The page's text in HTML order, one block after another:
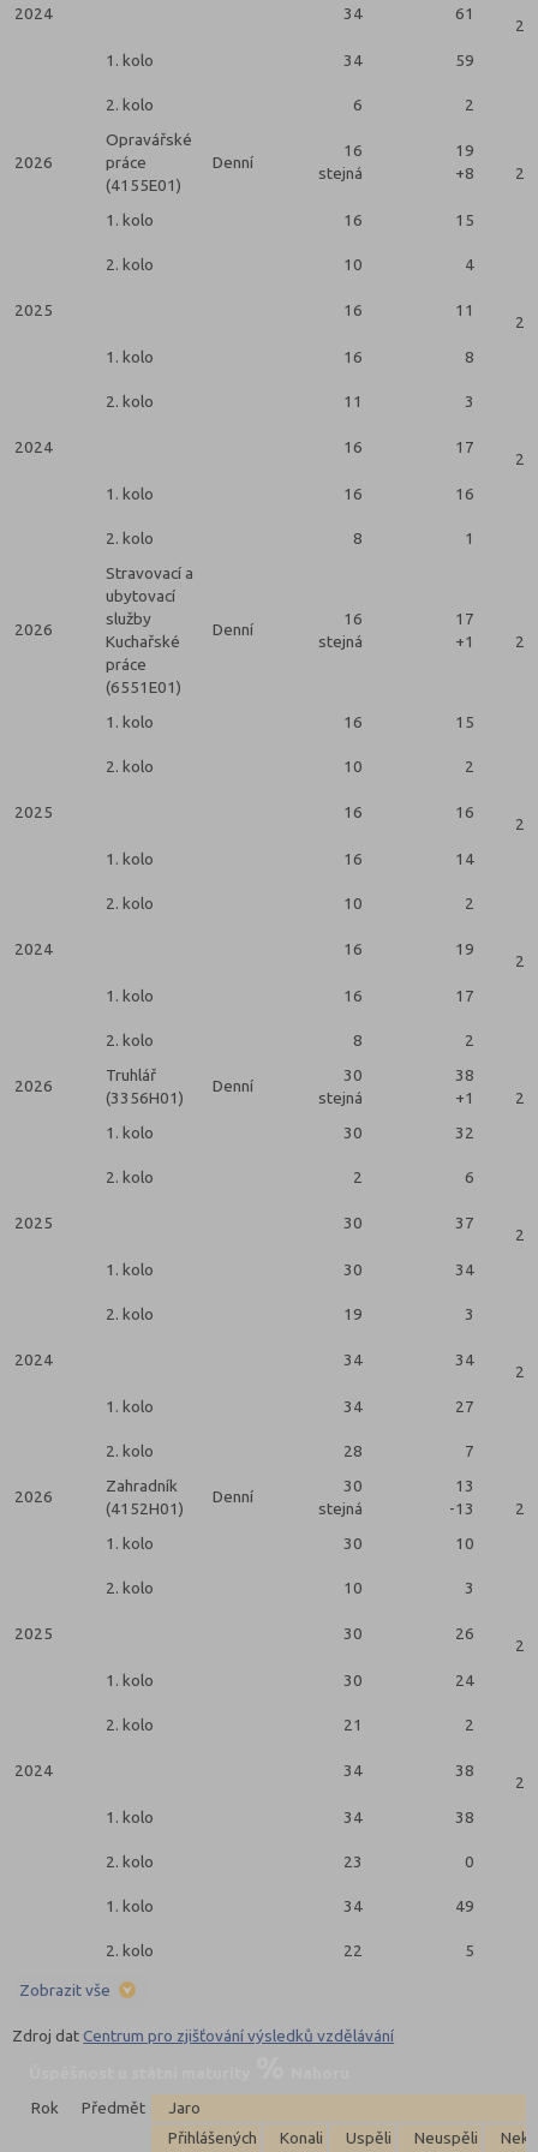
2024 34 61
2
1. kolo
34 59
2. kolo 6 2
2026
Opravářské
práce
(4155E01)
Denní
16
stejná
19
+8
2
1. kolo 16 15
2. kolo 10 4
2025 16 11
2
1. kolo
16 8
2. kolo 11 3
2024 16 17
2
1. kolo
16 16
2. kolo 8 1
2026
Stravovací a
ubytovací
služby
Kuchařské
práce
(6551E01)
Denní
16
stejná
17
+1
2
1. kolo 16 15
2. kolo 10 2
2025 16 16
2
1. kolo
16 14
2. kolo 10 2
2024 16 19
2
1. kolo
16 17
2. kolo 8 2
2026
Truhlář
(3356H01)
Denní
30
stejná
38
+1
2
1. kolo
30 32
2. kolo 2 6
2025 30 37
2
1. kolo
30 34
2. kolo 19 3
2024 34 34
2
1. kolo
34 27
2. kolo 28 7
2026
Zahradník
(4152H01)
Denní
30
stejná
13
-13
2
1. kolo
30 10
2. kolo 10 3
2025 30 26
2
1. kolo
30 24
2. kolo 21 2
2024 34 38
2
1. kolo
34 38
2. kolo 23 0
1. kolo 34 49
2. kolo 22 5
Zobrazit vše
Zdroj datCentrum pro zjišťování výsledků vzdělávání
Rok
Předmět
Jaro
Přihlášených
Konali Uspěli Neuspěli